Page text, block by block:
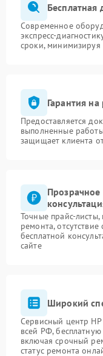
Бесплатная
Современное
экспресс-
сроки, минимизируя
Гарантия
Предоставляется
выполненные
защищает клиента
Прозрачное
Точные прайс-
ремонта,
бесплатной
сайте
Широкий
Сервисный центр HP
всей РФ,
включая срочный
статус ремонта